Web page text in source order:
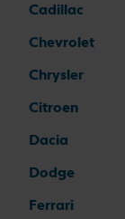
Cadillac
Chevrolet
Chrysler
Citroen
Dacia
Dodge
Ferrari